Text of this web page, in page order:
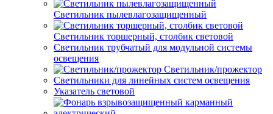
Светильник пылевлагозащищенный
Светильник торшерный, столбик световой
Светильник трубчатый для модульной системы
освещения
Светильник/прожектор
Светильники для линейных систем освещения
Указатель световой